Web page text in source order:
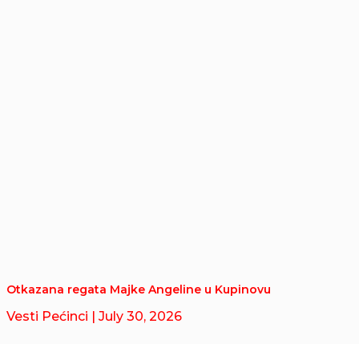
Otkazana regata Majke Angeline u Kupinovu
Vesti Pećinci | July 30, 2026